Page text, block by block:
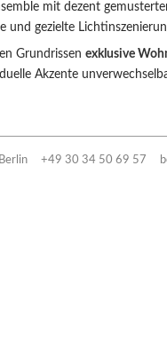
mit dezent
und gezielte
Grundrissen exklusive
Akzente
+49 30 34 50 69 57